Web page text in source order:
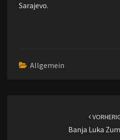
Sarajevo.
Allgemein
Banja Luka